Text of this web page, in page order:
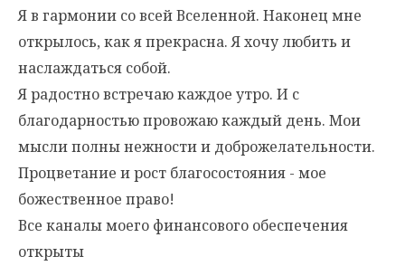
Я в гармонии со всей Вселенной. Наконец мне
открылось, как я прекрасна. Я хочу любить и
наслаждаться собой.
Я радостно встречаю каждое утро. И с
благодарностью провожаю каждый день. Мои
мысли полны нежности и доброжелательности.
Процветание и рост благосостояния - мое
божественное право!
Все каналы моего финансового обеспечения
открыты